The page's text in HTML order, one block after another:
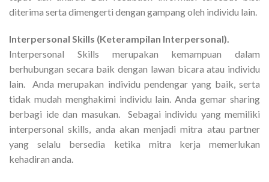
diterima serta dimengerti dengan gampang oleh individu lain.
Interpersonal Skills (Keterampilan Interpersonal).
Interpersonal Skills merupakan kemampuan dalam
berhubungan secara baik dengan lawan bicara atau individu
lain. Anda merupakan individu pendengar yang baik, serta
tidak mudah menghakimi individu lain. Anda gemar sharing
berbagi ide dan masukan. Sebagai individu yang memiliki
interpersonal skills, anda akan menjadi mitra atau partner
yang selalu bersedia ketika mitra kerja memerlukan
kehadiran anda.